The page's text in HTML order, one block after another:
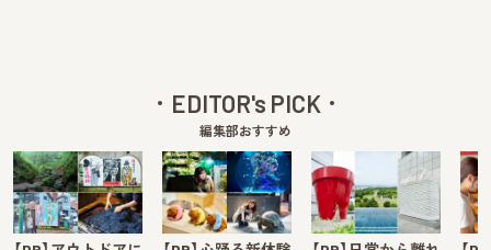
EDITOR's PICK
編集部おすすめ